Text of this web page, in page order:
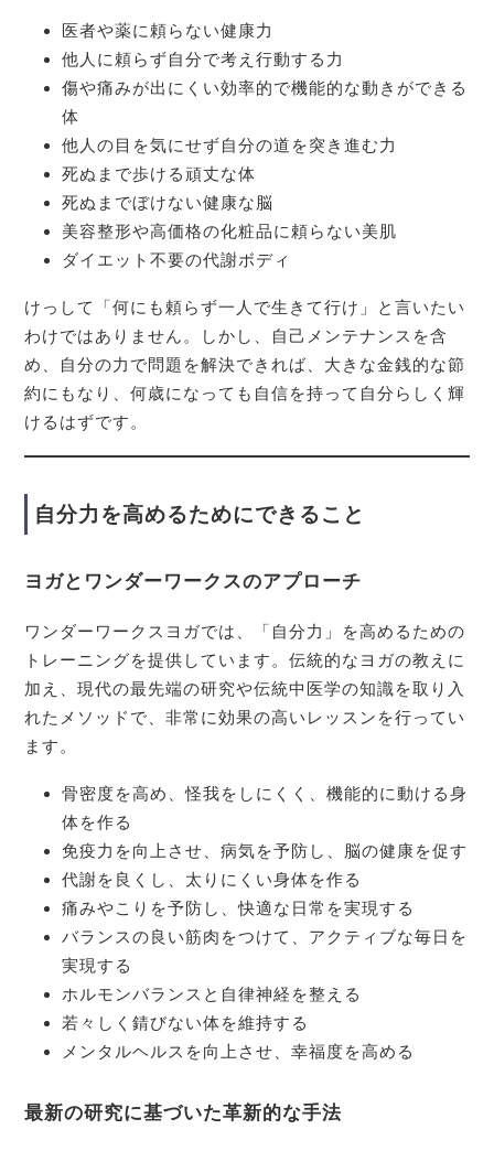
医者や薬に頼らない健康力
他人に頼らず自分で考え行動する力
傷や痛みが出にくい効率的で機能的な動きができる
体
他人の目を気にせず自分の道を突き進む力
死ぬまで歩ける頑丈な体
死ぬまでぼけない健康な脳
美容整形や高価格の化粧品に頼らない美肌
ダイエット不要の代謝ボディ
けっして「何にも頼らず一人で生きて行け」と言いたい
わけではありません。しかし、自己メンテナンスを含
め、自分の力で問題を解決できれば、大きな金銭的な節
約にもなり、何歳になっても自信を持って自分らしく輝
けるはずです。
自分力を高めるためにできること
ヨガとワンダーワークスのアプローチ
ワンダーワークスヨガでは、「自分力」を高めるための
トレーニングを提供しています。伝統的なヨガの教えに
加え、現代の最先端の研究や伝統中医学の知識を取り入
れたメソッドで、非常に効果の高いレッスンを行ってい
ます。
骨密度を高め、怪我をしにくく、機能的に動ける身
体を作る
免疫力を向上させ、病気を予防し、脳の健康を促す
代謝を良くし、太りにくい身体を作る
痛みやこりを予防し、快適な日常を実現する
バランスの良い筋肉をつけて、アクティブな毎日を
実現する
ホルモンバランスと自律神経を整える
若々しく錆びない体を維持する
メンタルヘルスを向上させ、幸福度を高める
最新の研究に基づいた革新的な手法